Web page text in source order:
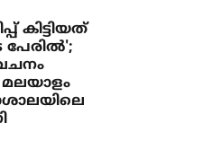
കിട്ടിയത്
പേരില്‍';
മലയാളം